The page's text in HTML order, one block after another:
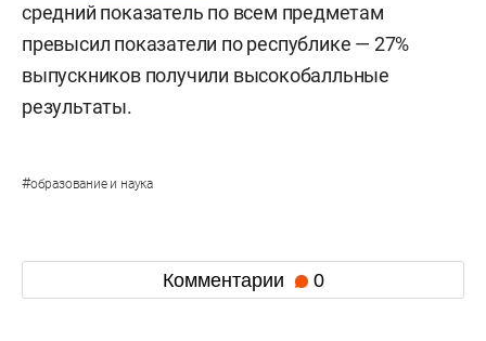
средний показатель по всем предметам
превысил показатели по республике — 27%
выпускников получили высокобалльные
результаты.
#образование и наука
Комментарии 0